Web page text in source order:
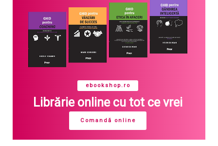
ebookshop.ro
Librărie online cu tot ce vrei
Comandă online